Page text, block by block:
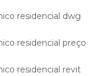
residencial dwg
residencial preço
residencial revit